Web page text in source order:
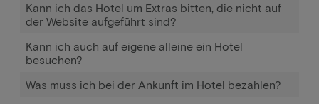
Kann ich das Hotel um Extras bitten, die nicht auf
der Website aufgeführt sind?
Kann ich auch auf eigene alleine ein Hotel
besuchen?
Was muss ich bei der Ankunft im Hotel bezahlen?